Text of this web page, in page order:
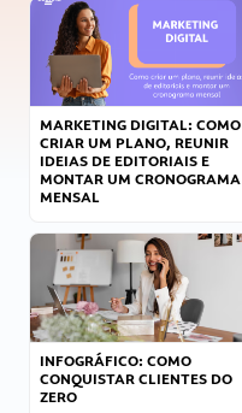
MARKETING DIGITAL: COMO
CRIAR UM PLANO, REUNIR
IDEIAS DE EDITORIAIS E
MONTAR UM CRONOGRAMA
MENSAL
INFOGRÁFICO: COMO
CONQUISTAR CLIENTES DO
ZERO